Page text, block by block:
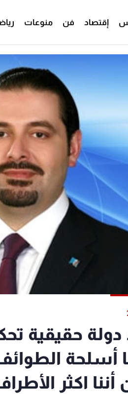
إقتصاد فن منوعات
دولة
أسلحة
أننا اكثر